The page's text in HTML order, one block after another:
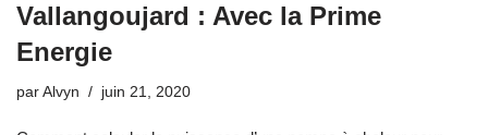
Vallangoujard : Avec la Prime
Energie
par Alvyn juin 21, 2020